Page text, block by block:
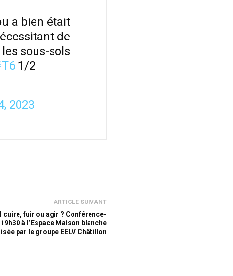
a bien était
de
sous-sols
1/2
2023
ARTICLE SUIVANT
cuire, fuir ou agir ? Conférence-
à l’Espace Maison blanche
par le groupe EELV Châtillon